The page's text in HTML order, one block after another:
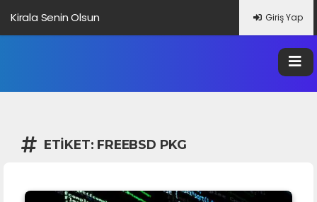
Kirala Senin Olsun Giriş Yap
ETIKET: FREEBSD PKG